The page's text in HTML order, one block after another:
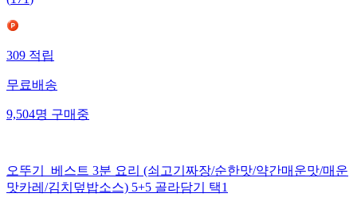
(171)
309적립
무료배송
9,504명구매중
오뚜기_베스트 3분 요리 (쇠고기짜장/순한맛/약간매운맛/매운
맛카레/김치덮밥소스) 5+5 골라담기 택1